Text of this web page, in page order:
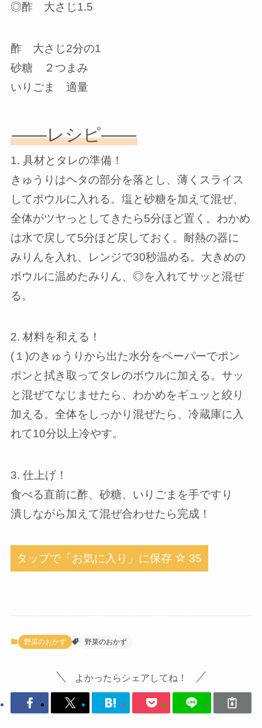
◎酢 大さじ1.5
酢 大さじ2分の1
砂糖 ２つまみ
いりごま 適量
——レシピ——
1. 具材とタレの準備！
きゅうりはヘタの部分を落とし、薄くスライス
してボウルに入れる。塩と砂糖を加えて混ぜ、
全体がツヤっとしてきたら5分ほど置く。わかめ
は水で戻して5分ほど戻しておく。耐熱の器に
みりんを入れ、レンジで30秒温める。大きめの
ボウルに温めたみりん、◎を入れてサッと混ぜ
る。
2. 材料を和える！
(１)のきゅうりから出た水分をペーパーでポン
ポンと拭き取ってタレのボウルに加える。サッ
と混ぜてなじませたら、わかめをギュッと絞り
加える。全体をしっかり混ぜたら、冷蔵庫に入
れて10分以上冷やす。
3. 仕上げ！
食べる直前に酢、砂糖、いりごまを手ですり
潰しながら加えて混ぜ合わせたら完成！
タップで「お気に入り」に保存 35
野菜のおかず 野菜のおかず
よかったらシェアしてね！